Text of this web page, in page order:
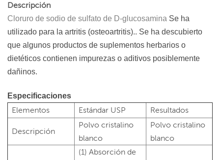
Descripción
Cloruro de sodio de sulfato de D-glucosamina Se ha
utilizado para la artritis (osteoartritis).. Se ha descubierto
que algunos productos de suplementos herbarios o
dietéticos contienen impurezas o aditivos posiblemente
dañinos.
Especificaciones
Elementos Estándar USP Resultados
Descripción
Polvo cristalino
blanco
Polvo cristalino
blanco
(1) Absorción de